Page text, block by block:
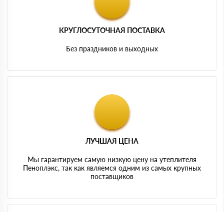
КРУГЛОСУТОЧНАЯ ПОСТАВКА
Без праздников и выходных
ЛУЧШАЯ ЦЕНА
Мы гарантируем самую низкую цену на утеплителя
Пеноплэкс, так как являемся одним из самых крупных
поставщиков